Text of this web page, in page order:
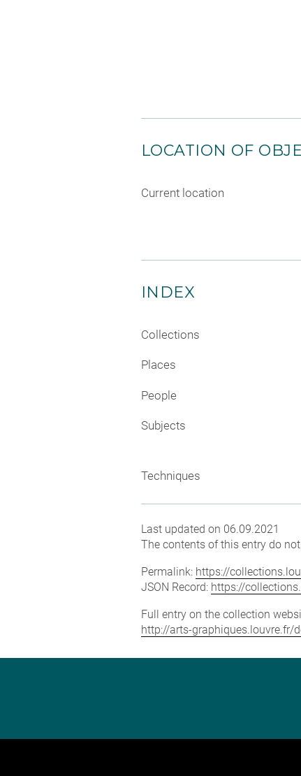
LOCATION OF
Current location
INDEX
Collections
Places
People
Subjects
Techniques
Last updated on 06.09.2021
The contents of this entry do
Permalink: https://
JSON Record: https://
Full entry on the collection
http://arts-graphiques.louvre.fr/